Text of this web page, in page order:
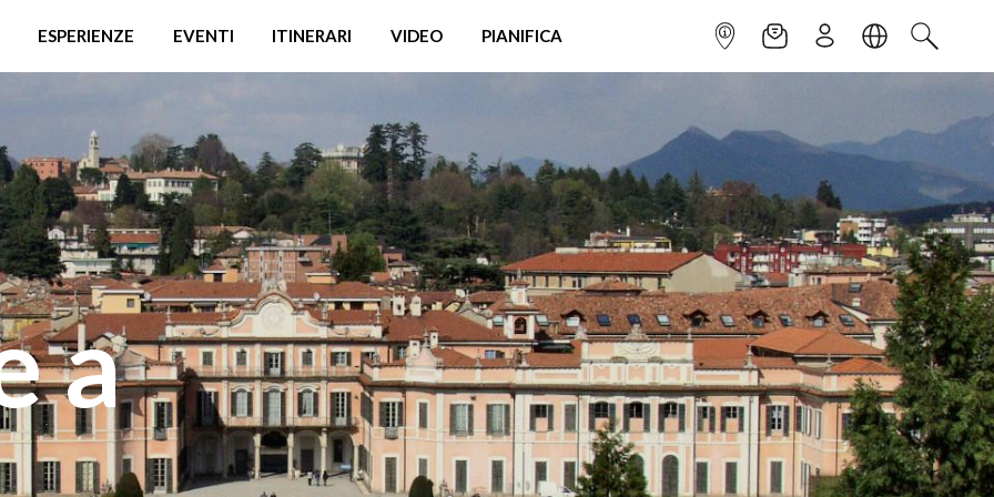
ESPERIENZE EVENTI ITINERARI VIDEO PIANIFICA INFOPOINTNEWSLETTER
ISCRIVITILINGUACERCA
a